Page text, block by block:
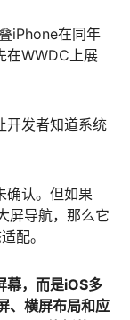
iPhone在同年
在WWDC上展
开发者知道系统
确认。但如果
屏导航，那么它
配。
幕，而是iOS多
、横屏布局和应